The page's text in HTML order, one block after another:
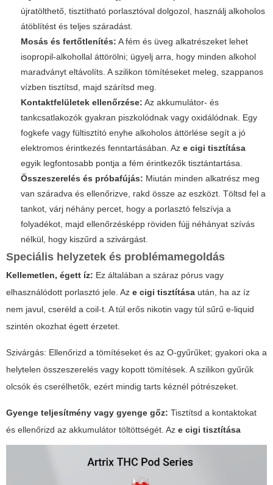
újratölthető, tisztítható porlasztóval dolgozol, használj alkoholos
átöblítést és teljes száradást.
Mosás és fertőtlenítés: A fém és üveg alkatrészeket lehet
isopropil-alkohollal áttörölni; ügyelj arra, hogy minden alkohol
maradványt eltávolíts. A szilikon tömítéseket meleg, szappanos
vízben tisztítsd, majd szárítsd meg.
Kontaktfelületek ellenőrzése: Az akkumulátor- és
tankcsatlakozók gyakran piszkolódnak vagy oxidálódnak. Egy
fogkefe vagy fültisztító enyhe alkoholos áttörlése segít a jó
elektromos érintkezés fenntartásában. Az e cigi tisztítása
egyik legfontosabb pontja a fém érintkezők tisztántartása.
Összeszerelés és próbafújás: Miután minden alkatrész meg
van száradva és ellenőrizve, rakd össze az eszközt. Töltsd fel a
tankot, várj néhány percet, hogy a porlasztó felszívja a
folyadékot, majd ellenőrzésképp röviden fújj néhányat szívás
nélkül, hogy kiszűrd a szivárgást.
Speciális helyzetek és problémamegoldás
Kellemetlen, égett íz: Ez általában a száraz pórus vagy
elhasználódott porlasztó jele. Az e cigi tisztítása után, ha az íz
nem javul, cseréld a coil-t. A túl erős nikotin vagy túl sűrű e-liquid
szintén okozhat égett érzetet.
Szivárgás: Ellenőrizd a tömítéseket és az O-gyűrűket; gyakori oka a
helytelen összeszerelés vagy kopott tömítések. A szilikon gyűrűk
olcsók és cserélhetők, ezért mindig tarts kéznél pótrészeket.
Gyenge teljesítmény vagy gyenge gőz: Tisztítsd a kontaktokat
és ellenőrizd az akkumulátor töltöttségét. Az e cigi tisztítása